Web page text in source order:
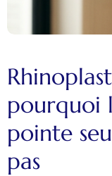
pourquoi
pointe
pas